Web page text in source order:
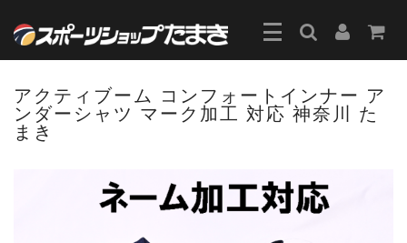
アクティブーム コンフォートインナー ア
ンダーシャツ マーク加工 対応 神奈川 た
まき